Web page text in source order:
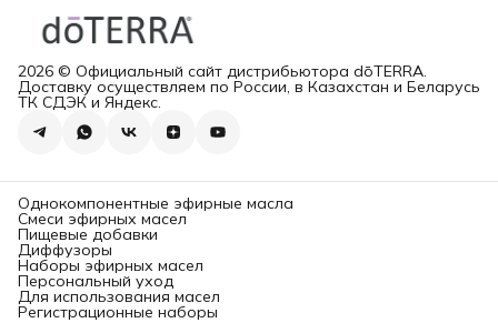
2026 © Официальный сайт дистрибьютора dōTERRA.
Доставку осуществляем по России, в Казахстан и Беларусь
ТК СДЭК и Яндекс.
Однокомпонентные эфирные масла
Смеси эфирных масел
Пищевые добавки
Диффузоры
Наборы эфирных масел
Персональный уход
Для использования масел
Регистрационные наборы